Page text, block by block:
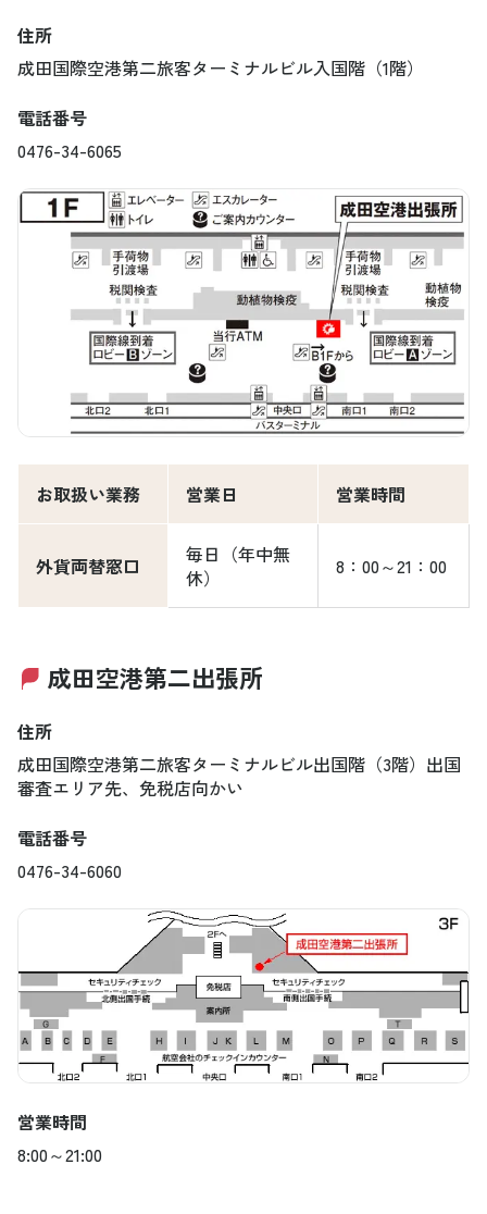
住所
成田国際空港第二旅客ターミナルビル入国階（1階）
電話番号
0476-34-6065
お取扱い業務 営業日 営業時間
外貨両替窓口
毎日（年中無
休）
8：00～21：00
成田空港第二出張所
住所
成田国際空港第二旅客ターミナルビル出国階（3階）出国
審査エリア先、免税店向かい
電話番号
0476-34-6060
営業時間
8:00～21:00